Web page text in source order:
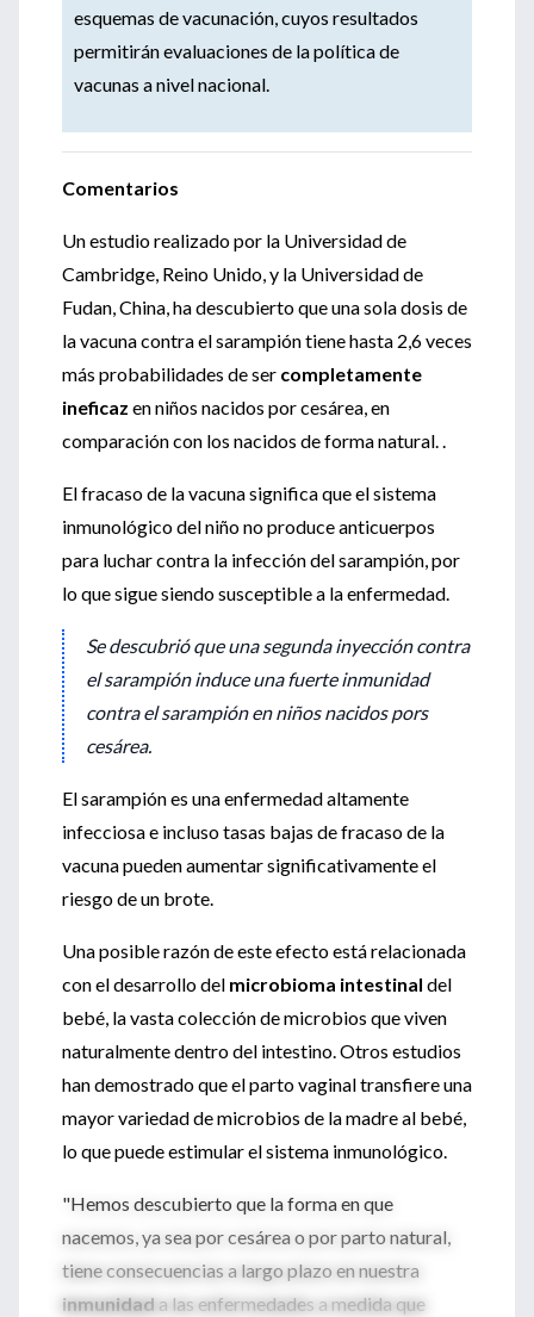
esquemas de vacunación, cuyos resultados
permitirán evaluaciones de la política de
vacunas a nivel nacional.
Comentarios
Un estudio realizado por la Universidad de
Cambridge, Reino Unido, y la Universidad de
Fudan, China, ha descubierto que una sola dosis de
la vacuna contra el sarampión tiene hasta 2,6 veces
más probabilidades de ser completamente
ineficaz en niños nacidos por cesárea, en
comparación con los nacidos de forma natural. .
El fracaso de la vacuna significa que el sistema
inmunológico del niño no produce anticuerpos
para luchar contra la infección del sarampión, por
lo que sigue siendo susceptible a la enfermedad.
Se descubrió que una segunda inyección contra
el sarampión induce una fuerte inmunidad
contra el sarampión en niños nacidos pors
cesárea.
El sarampión es una enfermedad altamente
infecciosa e incluso tasas bajas de fracaso de la
vacuna pueden aumentar significativamente el
riesgo de un brote.
Una posible razón de este efecto está relacionada
con el desarrollo del microbioma intestinal del
bebé, la vasta colección de microbios que viven
naturalmente dentro del intestino. Otros estudios
han demostrado que el parto vaginal transfiere una
mayor variedad de microbios de la madre al bebé,
lo que puede estimular el sistema inmunológico.
"Hemos descubierto que la forma en que
nacemos, ya sea por cesárea o por parto natural,
tiene consecuencias a largo plazo en nuestra
inmunidada las enfermedades a medida que